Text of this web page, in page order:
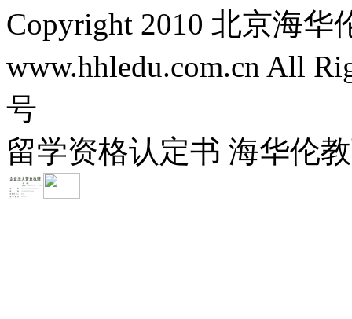
Copyright 2010 北京海
www.hhledu.com.cn All
号
留学资格认定书 海华伦